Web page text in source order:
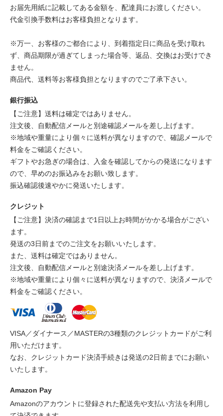
お届先用紙に記載してある金額を、配達員にお渡しください。
代金引換手数料はお客様負担となります。
※万一、お客様のご都合により、到着指定日に商品を受け取れ
ず、商品期限が過ぎてしまった場合等、返品、交換はお受けでき
ません。
商品代、送料等お客様負担となりますのでご了承下さい。
銀行振込
【ご注意】送料は確定ではありません。
注文後、自動配信メールと別途確認メールを差し上げます。
※地域や重量により個々に送料が異なりますので、確認メールで
料金をご確認ください。
ギフトやお急ぎの場合は、入金を確認してからの発送になります
ので、早めのお振込みをお願い致します。
振込確認後速やかに発送いたします。
クレジット
【ご注意】決済の確認まで1日以上お時間がかかる場合がござい
ます。
発送の3日前までのご注文をお願いいたします。
また、送料は確定ではありません。
注文後、自動配信メールと別途決済メールを差し上げます。
※地域や重量により個々に送料が異なりますので、決済メールで
料金をご確認ください。
VISA／ダイナース／MASTERの3種類のクレジットカードがご利
用いただけます。
なお、クレジットカード決済手続きは発送の2日前までにお願い
いたします。
Amazon Pay
Amazonのアカウントに登録された配送先や支払い方法を利用し